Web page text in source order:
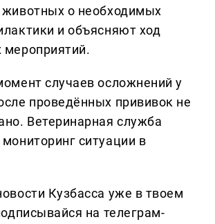
о необходимых
и объясняют ход
случаев осложнений у
проведённых прививок не
Ветеринарная служба
ситуации в
Кузбасса уже в твоем
на телеграм-